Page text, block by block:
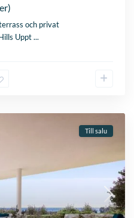
17
sovrum i Estepona med rymlig